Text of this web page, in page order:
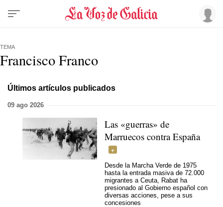
TEMA
Francisco Franco
Últimos artículos publicados
09 ago 2026
Las «guerras» de
Marruecos contra España
Desde la Marcha Verde de 1975
hasta la entrada masiva de 72.000
migrantes a Ceuta, Rabat ha
presionado al Gobierno español con
diversas acciones, pese a sus
concesiones